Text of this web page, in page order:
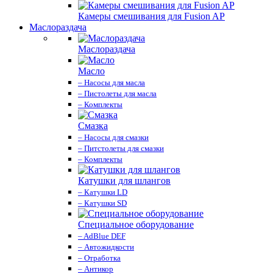
Камеры смешивания для Fusion AP
Маслораздача
Маслораздача
Масло
– Насосы для масла
– Пистолеты для масла
– Комплекты
Смазка
– Насосы для смазки
– Питстолеты для смазки
– Комплекты
Катушки для шлангов
– Катушки LD
– Катушки SD
Специальное оборудование
– AdBlue DEF
– Автожидкости
– Отработка
– Антикор